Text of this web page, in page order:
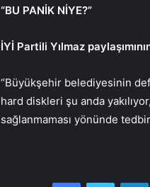
“BU PANİK NİYE?”
İYİ Partili Yılmaz
“Büyükşehir belediyesinin
hard diskleri şu anda
sağlanmaması yönünde
FacebookTwitter